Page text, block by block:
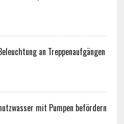
an Treppenaufgängen
mit Pumpen befördern